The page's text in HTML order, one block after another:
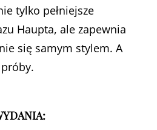
tylko pełniejsze
Haupta, ale zapewnia
się samym stylem. A